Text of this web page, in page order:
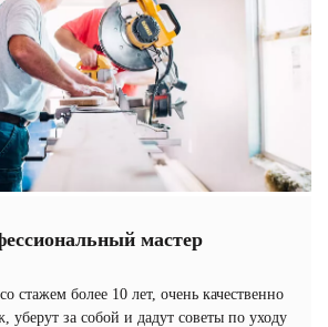
мастер
стажем более 10 лет, очень качественно
уберут за собой и дадут советы по уходу